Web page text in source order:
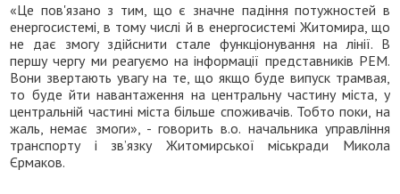
«Це пов'язано з тим, що є значне падіння потужностей в
енергосистемі, в тому числі й в енергосистемі Житомира, що
не дає змогу здійснити стале функціонування на лінії. В
першу чергу ми реагуємо на інформації представників РЕМ.
Вони звертають увагу на те, що якщо буде випуск трамвая,
то буде йти навантаження на центральну частину міста, у
центральній частині міста більше споживачів. Тобто поки, на
жаль, немає змоги», - говорить в.о. начальника управління
транспорту і зв’язку Житомирської міськради Микола
Єрмаков.